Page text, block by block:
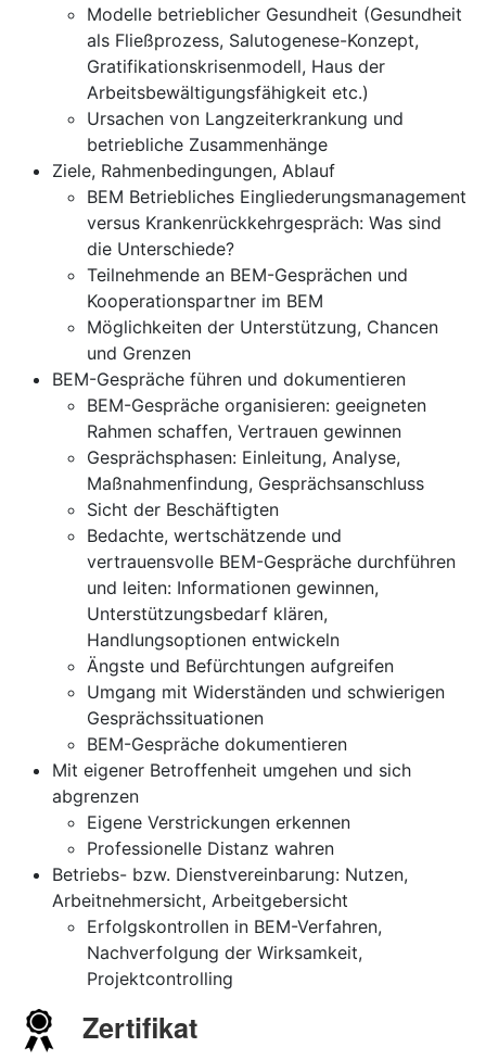
Modelle betrieblicher Gesundheit (Gesundheit
als Fließprozess, Salutogenese-Konzept,
Gratifikationskrisenmodell, Haus der
Arbeitsbewältigungsfähigkeit etc.)
Ursachen von Langzeiterkrankung und
betriebliche Zusammenhänge
Ziele, Rahmenbedingungen, Ablauf
BEM Betriebliches Eingliederungsmanagement
versus Krankenrückkehrgespräch: Was sind
die Unterschiede?
Teilnehmende an BEM-Gesprächen und
Kooperationspartner im BEM
Möglichkeiten der Unterstützung, Chancen
und Grenzen
BEM-Gespräche führen und dokumentieren
BEM-Gespräche organisieren: geeigneten
Rahmen schaffen, Vertrauen gewinnen
Gesprächsphasen: Einleitung, Analyse,
Maßnahmenfindung, Gesprächsanschluss
Sicht der Beschäftigten
Bedachte, wertschätzende und
vertrauensvolle BEM-Gespräche durchführen
und leiten: Informationen gewinnen,
Unterstützungsbedarf klären,
Handlungsoptionen entwickeln
Ängste und Befürchtungen aufgreifen
Umgang mit Widerständen und schwierigen
Gesprächssituationen
BEM-Gespräche dokumentieren
Mit eigener Betroffenheit umgehen und sich
abgrenzen
Eigene Verstrickungen erkennen
Professionelle Distanz wahren
Betriebs- bzw. Dienstvereinbarung: Nutzen,
Arbeitnehmersicht, Arbeitgebersicht
Erfolgskontrollen in BEM-Verfahren,
Nachverfolgung der Wirksamkeit,
Projektcontrolling
Zertifikat